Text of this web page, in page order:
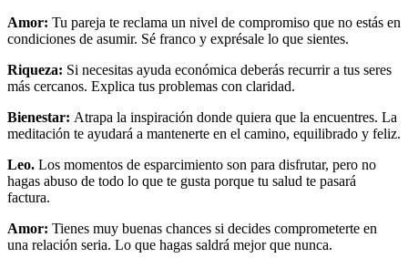
Amor: Tu pareja te reclama un nivel de compromiso que no estás en
condiciones de asumir. Sé franco y exprésale lo que sientes.
Riqueza: Si necesitas ayuda económica deberás recurrir a tus seres
más cercanos. Explica tus problemas con claridad.
Bienestar: Atrapa la inspiración donde quiera que la encuentres. La
meditación te ayudará a mantenerte en el camino, equilibrado y feliz.
Leo. Los momentos de esparcimiento son para disfrutar, pero no
hagas abuso de todo lo que te gusta porque tu salud te pasará
factura.
Amor: Tienes muy buenas chances si decides comprometerte en
una relación seria. Lo que hagas saldrá mejor que nunca.